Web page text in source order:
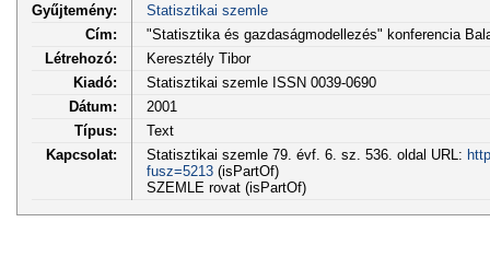
Gyűjtemény:
Statisztikai szemle
Cím:
"Statisztika és gazdaságmodellezés" konferencia
Létrehozó:
Keresztély Tibor
Kiadó:
Statisztikai szemle ISSN 0039-0690
Dátum:
2001
Típus:
Text
Kapcsolat:
Statisztikai szemle 79. évf. 6. sz. 536. oldal URL:
fusz=5213(isPartOf)
SZEMLE rovat (isPartOf)